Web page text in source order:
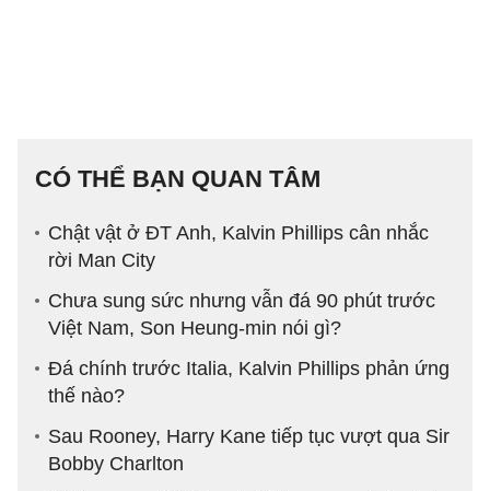
CÓ THỂ BẠN QUAN TÂM
Chật vật ở ĐT Anh, Kalvin Phillips cân nhắc
rời Man City
Chưa sung sức nhưng vẫn đá 90 phút trước
Việt Nam, Son Heung-min nói gì?
Đá chính trước Italia, Kalvin Phillips phản ứng
thế nào?
Sau Rooney, Harry Kane tiếp tục vượt qua Sir
Bobby Charlton